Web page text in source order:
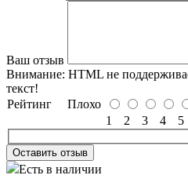
Ваш отзыв
Внимание: HTML не
текст!
Рейтинг Плохо
1
2 3 4 5
Оставить отзыв
Есть в наличии